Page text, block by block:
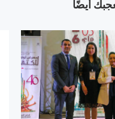
أيضًا